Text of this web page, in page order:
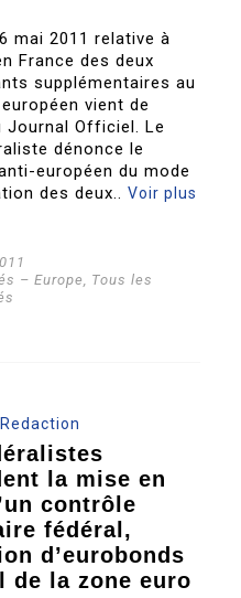
mai 2011 relative à
France des deux
supplémentaires au
vient de
Journal Officiel. Le
dénonce le
européen du mode
des deux..Voir plus
– Europe, Tous les
Redaction
la mise en
contrôle
fédéral,
d’eurobonds
de la zone euro